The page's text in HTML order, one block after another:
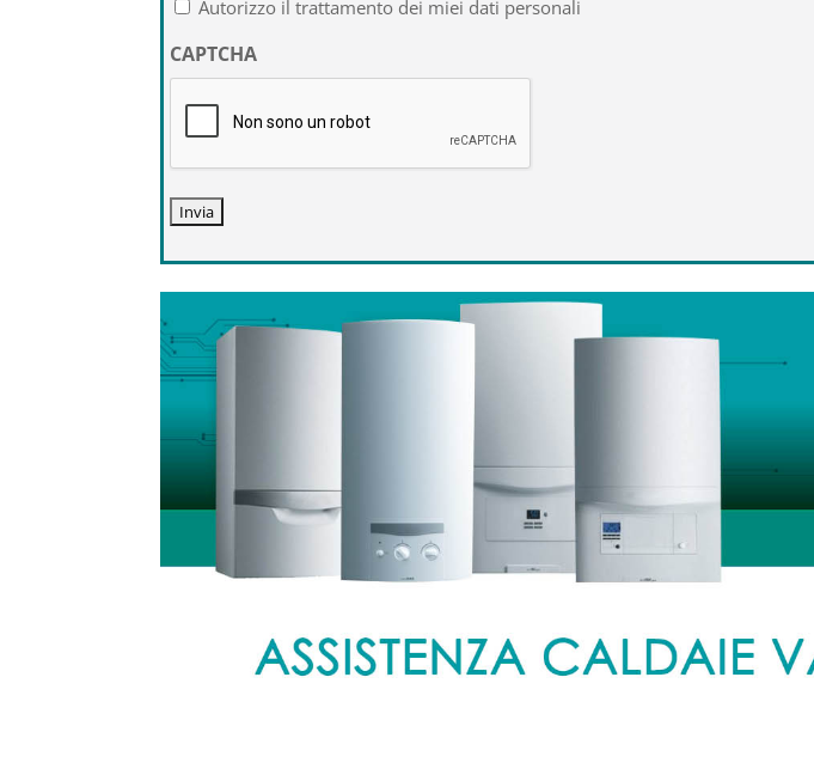
privacy
*
Autorizzo il trattamento dei miei dati personali
CAPTCHA